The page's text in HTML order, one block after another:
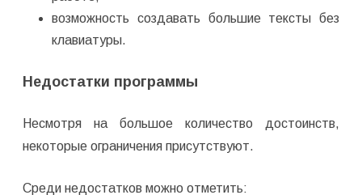
возможность создавать большие тексты без
клавиатуры.
Недостатки программы
Несмотря на большое количество достоинств,
некоторые ограничения присутствуют.
Среди недостатков можно отметить: